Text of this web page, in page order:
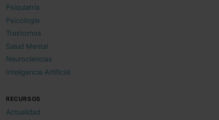
Psiquiatría
Psicología
Trastornos
Salud Mental
Neurociencias
Inteligencia Artificial
RECURSOS
Actualidad